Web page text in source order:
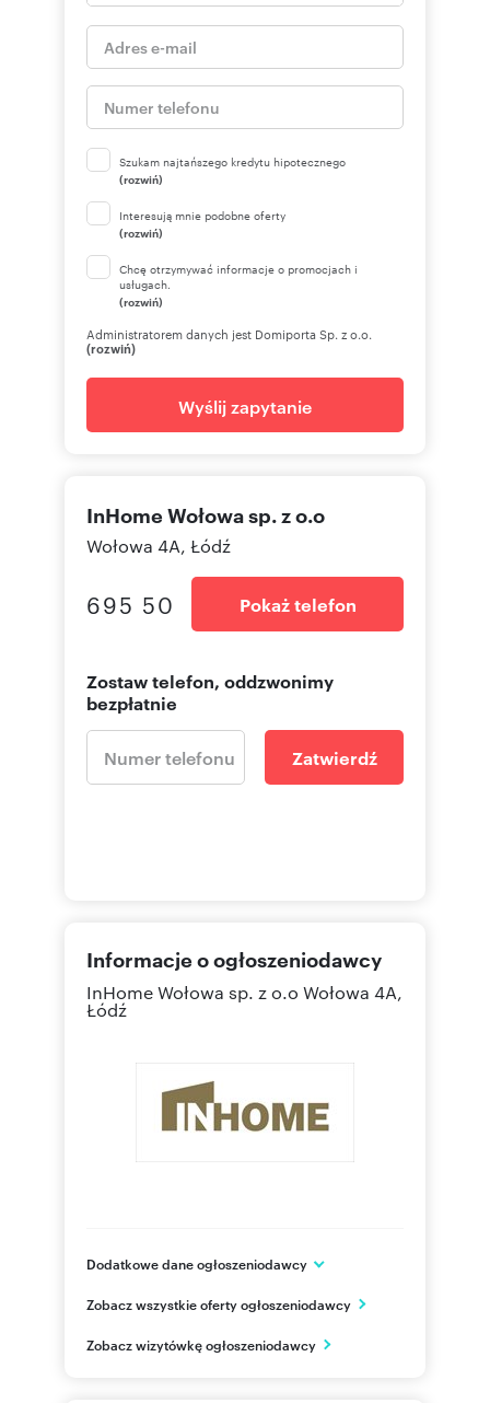
Szukam najtańszego kredytu hipotecznego
(rozwiń)
Interesują mnie podobne oferty
(rozwiń)
Chcę otrzymywać informacje o promocjach i
usługach.
(rozwiń)
Administratorem danych jest Domiporta Sp. z o.o.
(rozwiń)
Wyślij zapytanie
InHome Wołowa sp. z o.o
Wołowa 4A, Łódź
695 50 Pokaż telefon
Zostaw telefon, oddzwonimy
bezpłatnie
Zatwierdź
Informacje o ogłoszeniodawcy
InHome Wołowa sp. z o.o Wołowa 4A,
Łódź
Dodatkowe dane ogłoszeniodawcy
ul. Łąkowa 29
łódzkie
Zobacz wszystkie oferty ogłoszeniodawcy
Zobacz wizytówkę ogłoszeniodawcy